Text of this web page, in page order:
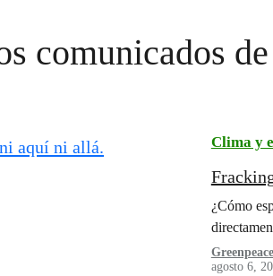
comunicados
Clima y
¿Cómo
agosto 6,